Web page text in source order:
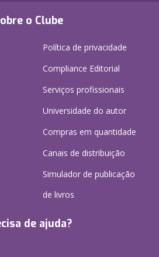
o Clube
Política de privacidade
Compliance Editorial
Serviços profissionais
Universidade do autor
Compras em quantidade
Canais de distribuição
Simulador de publicação
de livros
de ajuda?